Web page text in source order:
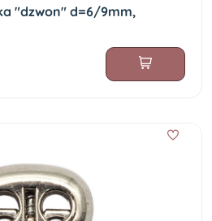
"dzwon" d=6/9mm,